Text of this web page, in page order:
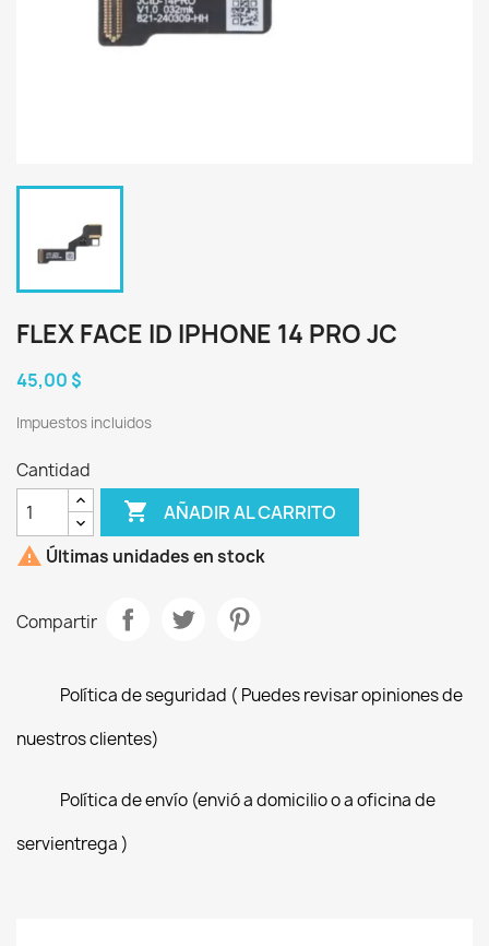
FLEX FACE ID IPHONE 14 PRO JC
45,00 $
Impuestos incluidos
Cantidad
 AÑADIR AL CARRITO
 Últimas unidades en stock
Compartir
Política de seguridad ( Puedes revisar opiniones de
nuestros clientes)
Política de envío (envió a domicilio o a oficina de
servientrega )